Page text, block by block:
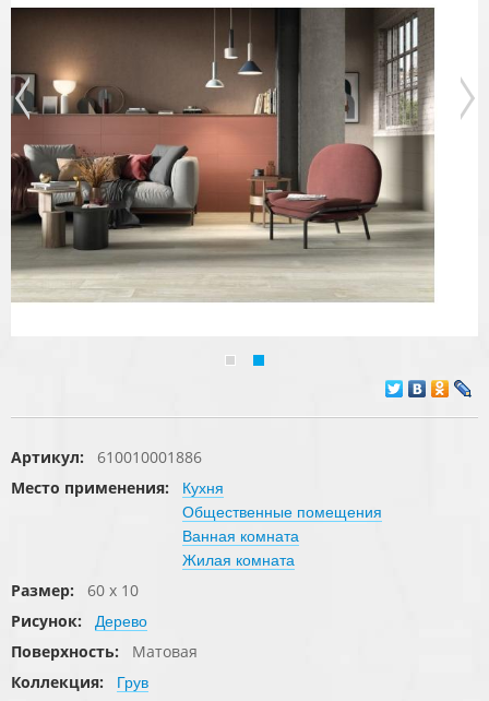
Артикул:
610010001886
Место применения:
Кухня
Общественные помещения
Ванная комната
Жилая комната
Размер:
60 x 10
Рисунок:
Дерево
Поверхность:
Матовая
Коллекция:
Грув